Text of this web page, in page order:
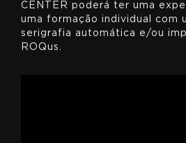
CENTER poderá ter uma
uma formação individual com
serigrafia automática e/ou
ROQus.